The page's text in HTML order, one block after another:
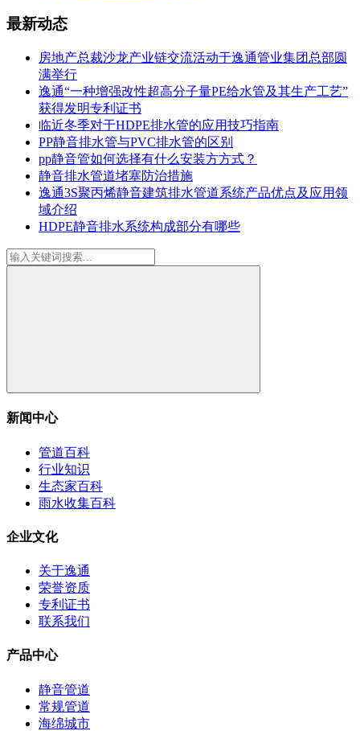
最新动态
房地产总裁沙龙产业链交流活动于逸通管业集团总部圆
满举行
逸通“一种增强改性超高分子量PE给水管及其生产工艺”
获得发明专利证书
临近冬季对于HDPE排水管的应用技巧指南
PP静音排水管与PVC排水管的区别
pp静音管如何选择有什么安装方方式？
静音排水管道堵塞防治措施
逸通3S聚丙烯静音建筑排水管道系统产品优点及应用领
域介绍
HDPE静音排水系统构成部分有哪些
新闻中心
管道百科
行业知识
生态家百科
雨水收集百科
企业文化
关于逸通
荣誉资质
专利证书
联系我们
产品中心
静音管道
常规管道
海绵城市